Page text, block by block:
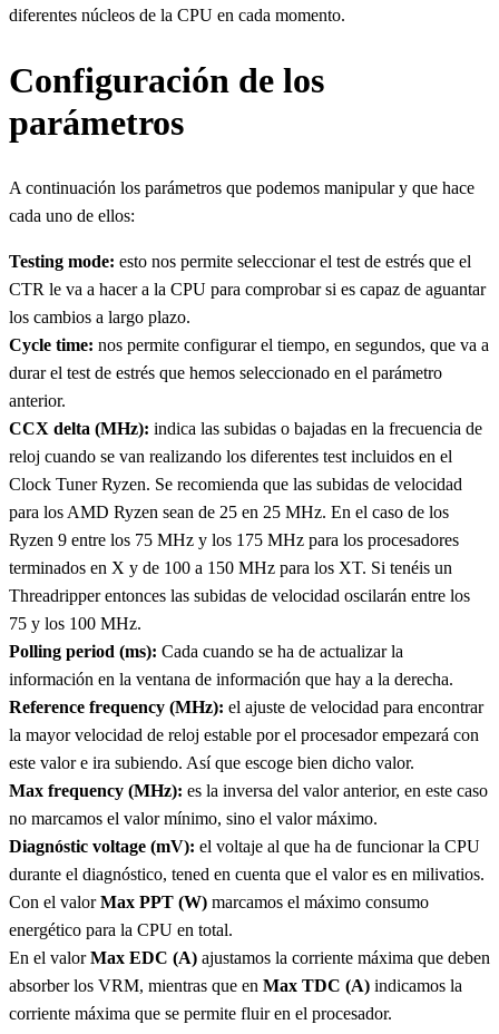
diferentes núcleos de la CPU en cada momento.
Configuración de los
parámetros
A continuación los parámetros que podemos manipular y que hace
cada uno de ellos:
Testing mode: esto nos permite seleccionar el test de estrés que el
CTR le va a hacer a la CPU para comprobar si es capaz de aguantar
los cambios a largo plazo.
Cycle time: nos permite configurar el tiempo, en segundos, que va a
durar el test de estrés que hemos seleccionado en el parámetro
anterior.
CCX delta (MHz): indica las subidas o bajadas en la frecuencia de
reloj cuando se van realizando los diferentes test incluidos en el
Clock Tuner Ryzen. Se recomienda que las subidas de velocidad
para los AMD Ryzen sean de 25 en 25 MHz. En el caso de los
Ryzen 9 entre los 75 MHz y los 175 MHz para los procesadores
terminados en X y de 100 a 150 MHz para los XT. Si tenéis un
Threadripper entonces las subidas de velocidad oscilarán entre los
75 y los 100 MHz.
Polling period (ms): Cada cuando se ha de actualizar la
información en la ventana de información que hay a la derecha.
Reference frequency (MHz): el ajuste de velocidad para encontrar
la mayor velocidad de reloj estable por el procesador empezará con
este valor e ira subiendo. Así que escoge bien dicho valor.
Max frequency (MHz): es la inversa del valor anterior, en este caso
no marcamos el valor mínimo, sino el valor máximo.
Diagnóstic voltage (mV): el voltaje al que ha de funcionar la CPU
durante el diagnóstico, tened en cuenta que el valor es en milivatios.
Con el valorMax PPT (W) marcamos el máximo consumo
energético para la CPU en total.
En el valorMax EDC (A) ajustamos la corriente máxima que deben
absorber los VRM, mientras que en Max TDC (A) indicamos la
corriente máxima que se permite fluir en el procesador.